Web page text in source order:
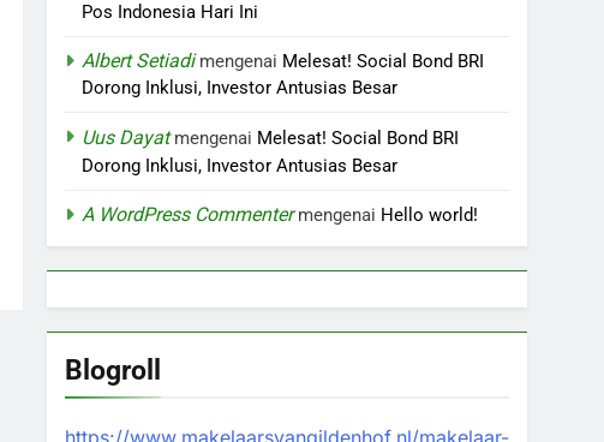
Pos Indonesia Hari Ini
Albert Setiadimengenai Melesat! Social Bond BRI
Dorong Inklusi, Investor Antusias Besar
Uus Dayatmengenai Melesat! Social Bond BRI
Dorong Inklusi, Investor Antusias Besar
A WordPress Commentermengenai Hello world!
Blogroll
https://www.makelaarsvangildenhof.nl/makelaar-